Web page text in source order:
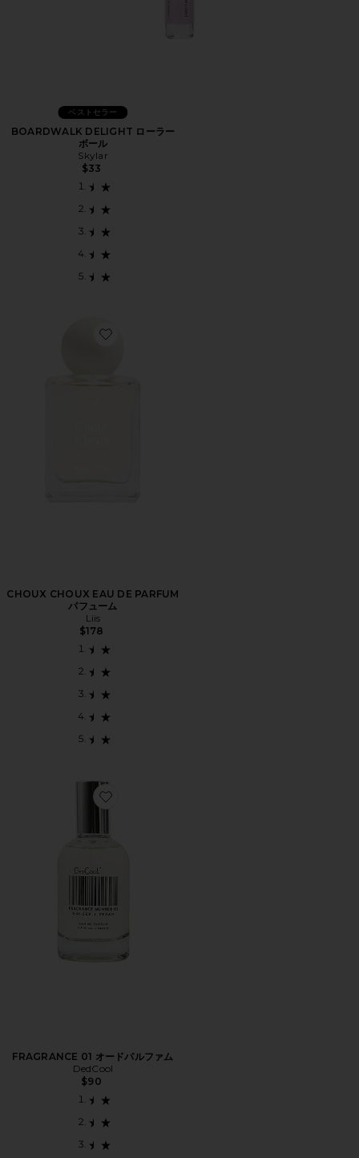
ベストセラー
BOARDWALK DELIGHT ローラー
ボール
Skylar
$33
Favorite CHOUX CHOUX EAU DE PARFUM パフューム
CHOUX CHOUX EAU DE PARFUM
パフューム
Liis
$178
Favorite FRAGRANCE 01 オードパルファム
FRAGRANCE 01 オードパルファム
DedCool
$90